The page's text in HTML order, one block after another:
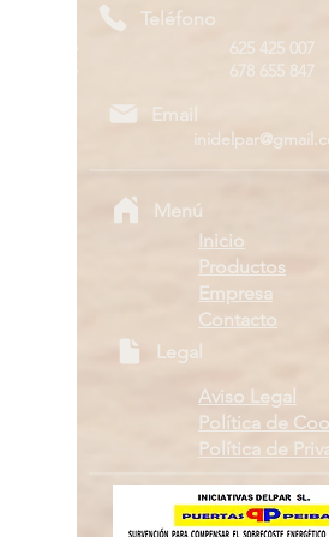
Teléfono
Email
625 425 007
678 655 847
Inicio
Productos
Empresa
Contacto
Legal
Menú
Aviso Legal
Política de
Política de